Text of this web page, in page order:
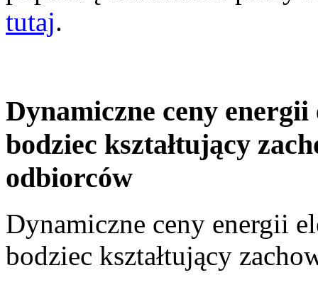
tutaj.
Dynamiczne ceny
bodziec kształtujący
odbiorców
Dynamiczne ceny energii
bodziec kształtujący